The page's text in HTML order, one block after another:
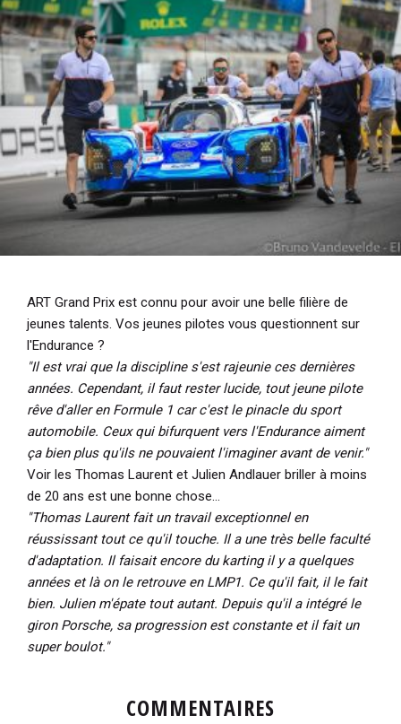
ART Grand Prix est connu pour avoir une belle filière de
jeunes talents. Vos jeunes pilotes vous questionnent sur
l'Endurance ?
"Il est vrai que la discipline s'est rajeunie ces dernières
années. Cependant, il faut rester lucide, tout jeune pilote
rêve d'aller en Formule 1 car c'est le pinacle du sport
automobile. Ceux qui bifurquent vers l'Endurance aiment
ça bien plus qu'ils ne pouvaient l'imaginer avant de venir."
Voir les Thomas Laurent et Julien Andlauer briller à moins
de 20 ans est une bonne chose...
"Thomas Laurent fait un travail exceptionnel en
réussissant tout ce qu'il touche. Il a une très belle faculté
d'adaptation. Il faisait encore du karting il y a quelques
années et là on le retrouve en LMP1. Ce qu'il fait, il le fait
bien. Julien m'épate tout autant. Depuis qu'il a intégré le
giron Porsche, sa progression est constante et il fait un
super boulot."
COMMENTAIRES